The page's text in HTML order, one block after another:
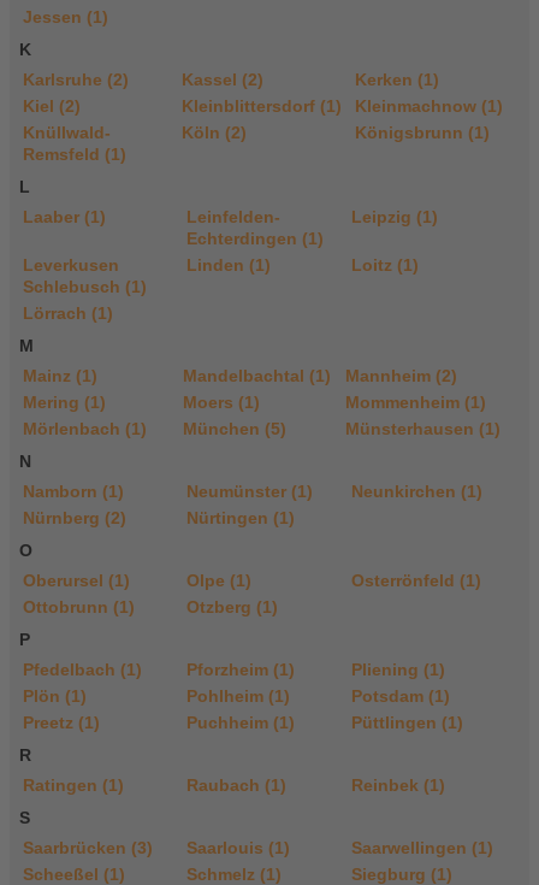
Jessen (1)
K
Karlsruhe (2)
Kassel (2)
Kerken (1)
Kiel (2)
Kleinblittersdorf (1)
Kleinmachnow (1)
Knüllwald-
Remsfeld (1)
Köln (2) Königsbrunn (1)
L
Laaber (1)
Leinfelden-
Echterdingen (1)
Leipzig (1)
Leverkusen
Schlebusch (1)
Linden (1) Loitz (1)
Lörrach (1)
M
Mainz (1)
Mandelbachtal (1)
Mannheim (2)
Mering (1)
Moers (1)
Mommenheim (1)
Mörlenbach (1)
München (5)
Münsterhausen (1)
N
Namborn (1)
Neumünster (1)
Neunkirchen (1)
Nürnberg (2)
Nürtingen (1)
O
Oberursel (1)
Olpe (1)
Osterrönfeld (1)
Ottobrunn (1)
Otzberg (1)
P
Pfedelbach (1)
Pforzheim (1)
Pliening (1)
Plön (1)
Pohlheim (1)
Potsdam (1)
Preetz (1)
Puchheim (1)
Püttlingen (1)
R
Ratingen (1)
Raubach (1)
Reinbek (1)
S
Saarbrücken (3)
Saarlouis (1)
Saarwellingen (1)
Scheeßel (1)
Schmelz (1)
Siegburg (1)